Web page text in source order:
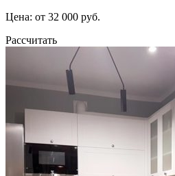
Цена: от 32 000 руб.
Рассчитать